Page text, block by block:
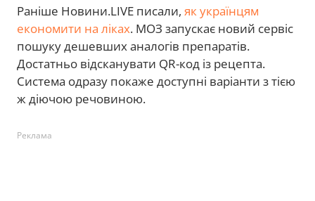
Раніше Новини.LIVE писали, як українцям
економити на ліках. МОЗ запускає новий сервіс
пошуку дешевших аналогів препаратів.
Достатньо відсканувати QR-код із рецепта.
Система одразу покаже доступні варіанти з тією
ж діючою речовиною.
Реклама